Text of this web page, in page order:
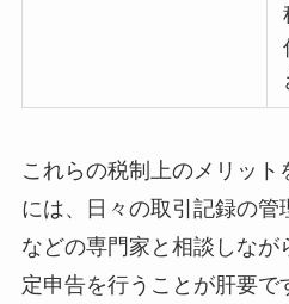
これらの税制上のメリット
には、日々の取引記録の管
などの専門家と相談しなが
定申告を行うことが肝要で